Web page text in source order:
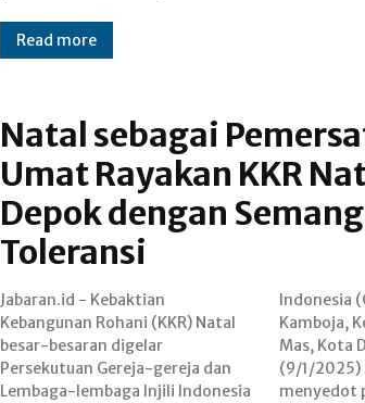
Read more
Natal sebagai
Umat Rayakan KKR
Depok dengan
Toleransi
Jabaran.id - Kebaktian
Kebangunan Rohani (KKR) Natal
besar-besaran digelar
Persekutuan Gereja-gereja dan
Lembaga-lembaga Injili Indonesia
Indonesia (GBI) Kamboja, Jalan
Kamboja, Kecamatan Pancoran
Mas, Kota Depok pada Jumat
(9/1/2025) sore itu, berhasil
menyedot perhatian sekitar